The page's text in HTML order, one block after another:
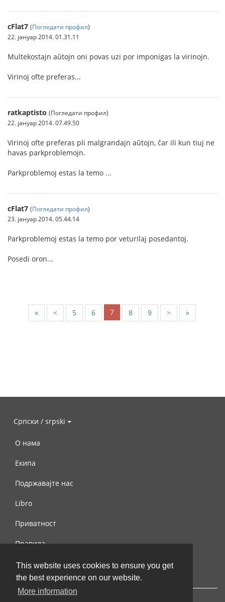
This website uses cookies to ensure you get
the best experience on our website.
More information
cFlat7 (Погледати профил)
22. јануар 2014. 01.31.11
Multekostajn aŭtojn oni povas uzi por imponigas la virinojn.
Virinoj ofte preferas...
ratkaptisto (Погледати профил)
22. јануар 2014. 07.49.50
Virinoj ofte preferas pli malgrandajn aŭtojn, ĉar ili kun tiuj ne
havas parkproblemojn.
Parkproblemoj estas la temo ...
cFlat7 (Погледати профил)
23. јануар 2014. 05.44.14
Parkproblemoj estas la temo por veturilaj posedantoj.
Posedi oron...
« < 5 6 7 8 9 > »
Српски / srpski
О нама
Екипа
Подржавајте нас
Libro
Приватност
Правила
Контактирајте нас